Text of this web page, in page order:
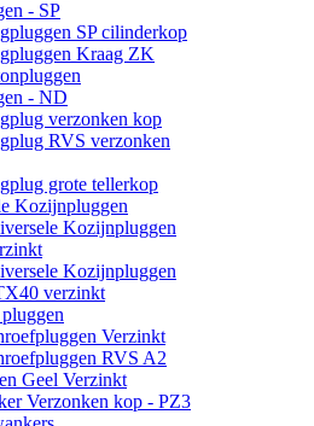
- SP
SP cilinderkop
Kraag ZK
- ND
verzonken kop
RVS verzonken
grote tellerkop
Kozijnpluggen
Kozijnpluggen
Kozijnpluggen
verzinkt
Verzinkt
RVS A2
Geel Verzinkt
Verzonken kop - PZ3